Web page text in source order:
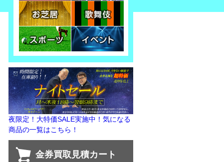
夜限定！大特価SALE実施中！気になる
商品の一覧はこちら！
金券買取見積カート